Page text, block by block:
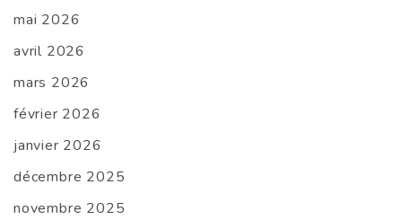
mai 2026
avril 2026
mars 2026
février 2026
janvier 2026
décembre 2025
novembre 2025